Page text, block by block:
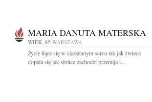
MARIA DANUTA MATERSKA
WIEK: 85 WARSZAWA
Życie tlące się w skołatanym sercu tak jak świeca
dopala się jak słońce zachodzi przemija i...